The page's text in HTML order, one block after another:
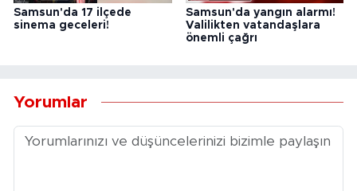
Samsun'da 17 ilçede
sinema geceleri!
Samsun'da yangın alarmı!
Valilikten vatandaşlara
önemli çağrı
Yorumlar